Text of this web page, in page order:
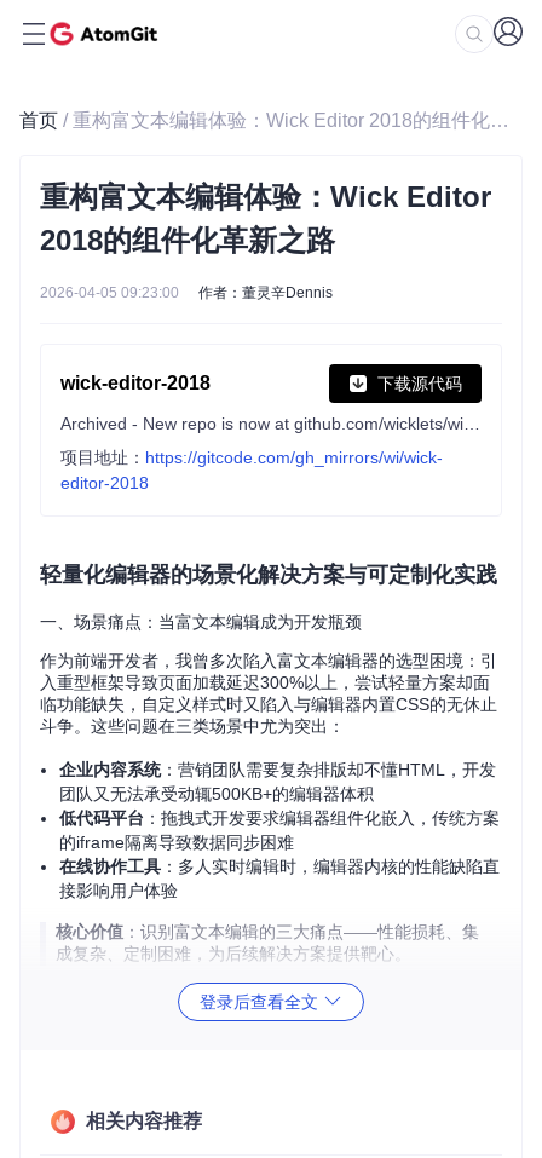
首页 / 重构富文本编辑体验：Wick Editor 2018的组件化革新之路
重构富文本编辑体验：Wick Editor
2018的组件化革新之路
2026-04-05 09:23:00 作者：董灵辛Dennis
wick-editor-2018 下载源代码
项目地址： https://gitcode.com/gh_mirrors/wi/wick-
editor-2018
轻量化编辑器的场景化解决方案与可定制化实践
一、场景痛点：当富文本编辑成为开发瓶颈
作为前端开发者，我曾多次陷入富文本编辑器的选型困境：引
入重型框架导致页面加载延迟300%以上，尝试轻量方案却面
临功能缺失，自定义样式时又陷入与编辑器内置CSS的无休止
斗争。这些问题在三类场景中尤为突出：
企业内容系统：营销团队需要复杂排版却不懂HTML，开发
团队又无法承受动辄500KB+的编辑器体积
低代码平台 ：拖拽式开发要求编辑器组件化嵌入，传统方案
的iframe隔离导致数据同步困难
在线协作工具 ：多人实时编辑时，编辑器内核的性能缺陷直
接影响用户体验
核心价值 ：识别富文本编辑的三大痛点——性能损耗、集
成复杂、定制困难，为后续解决方案提供靶心。
二、解决方案：组件化架构的破局之道
登录后查看全文
相关内容推荐